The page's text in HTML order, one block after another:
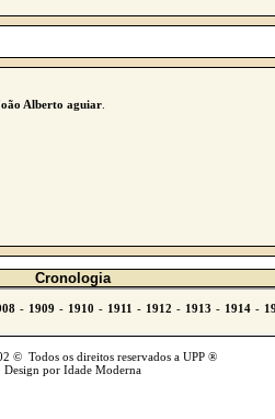
Alberto aguiar
Cronologia
© Todos os direitos reservados a UPP ®
Design por Idade Moderna